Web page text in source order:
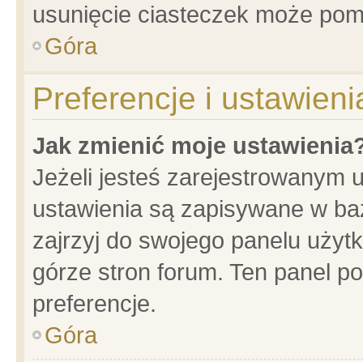
usunięcie ciasteczek może
Góra
Preferencje i
Jak zmienić moje
Jeżeli jesteś zarejestrowanym
ustawienia są zapisywane w
zajrzyj do swojego panelu
górze stron forum. Ten panel
preferencje.
Góra